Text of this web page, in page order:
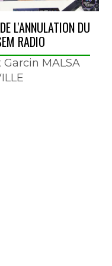
L'ANNULATION DU
RADIO
MALSA